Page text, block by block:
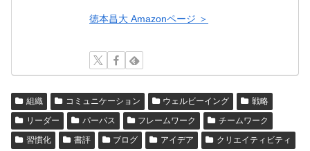
徳本昌大 Amazonページ ＞
組織 コミュニケーション ウェルビーイング
戦略
リーダー
パーパス フレームワーク
チームワーク
習慣化
書評 ブログ アイデア
クリエイティビティ